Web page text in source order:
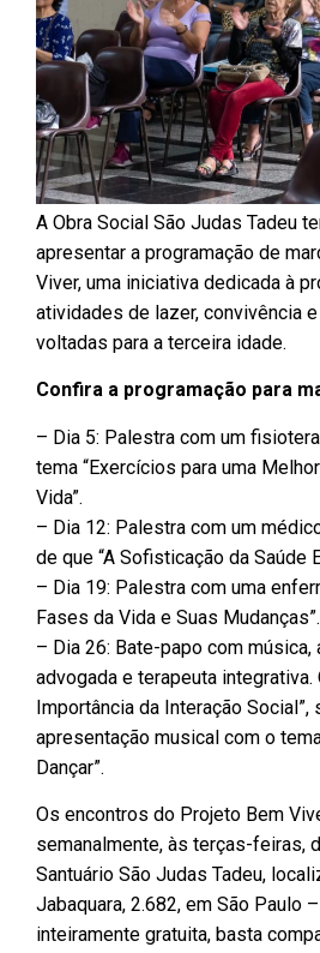
A Obra Social São Judas Tadeu
apresentar a programação de
Viver, uma iniciativa dedicada à
atividades de lazer, convivência
voltadas para a terceira idade.
Confira a programação para
– Dia 5: Palestra com um
tema “Exercícios para uma
Vida”.
– Dia 12: Palestra com um
de que “A Sofisticação da Saúde
– Dia 19: Palestra com uma
Fases da Vida e Suas Mudanças”.
– Dia 26: Bate-papo com música,
advogada e terapeuta integrativa.
Importância da Interação Social”,
apresentação musical com o
Dançar”.
Os encontros do Projeto Bem
semanalmente, às terças-feiras,
Santuário São Judas Tadeu,
Jabaquara, 2.682, em São Paulo
inteiramente gratuita, basta